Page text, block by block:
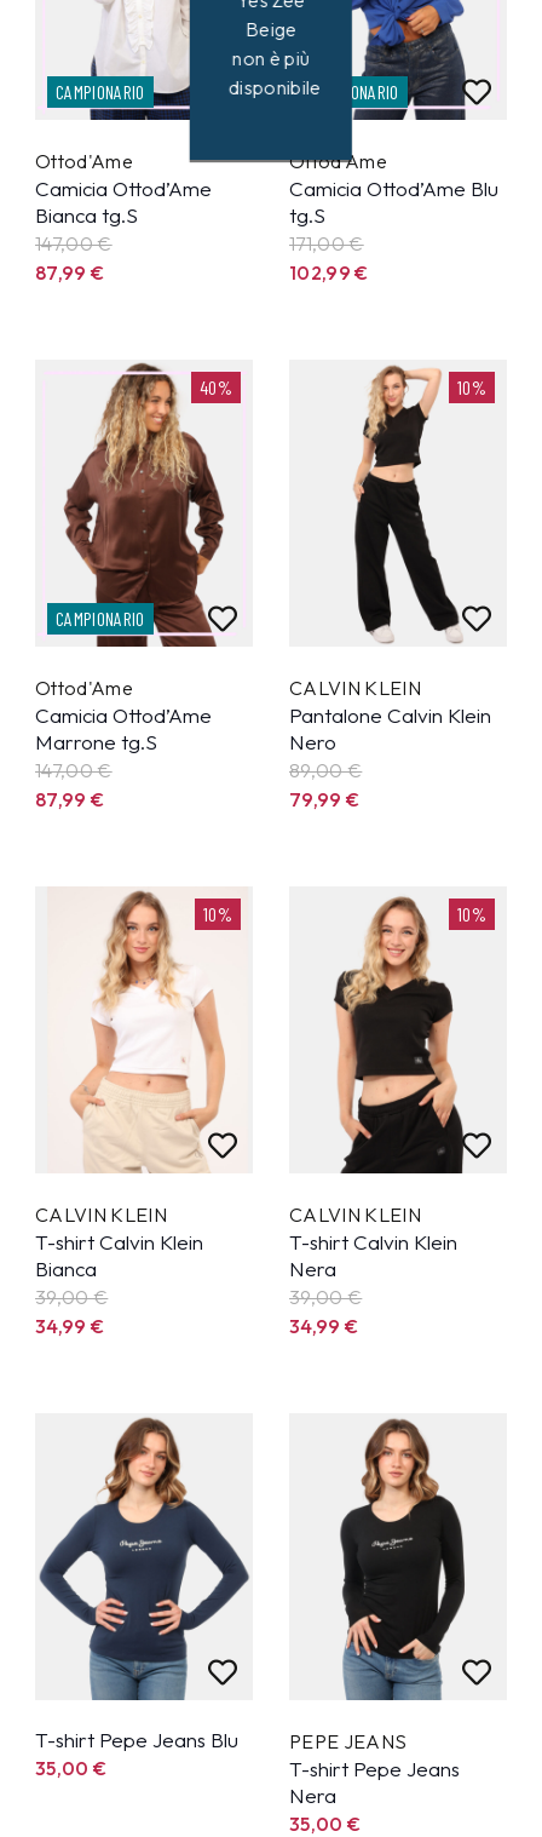
CAMPIONARIO
Ottod'Ame
Camicia Ottod’Ame
Bianca tg.S
147,00 €
87,99€
CAMPIONARIO
Ottod'Ame
Camicia Ottod’Ame Blu
tg.S
171,00 €
102,99€
40%
CAMPIONARIO
Ottod'Ame
Camicia Ottod’Ame
Marrone tg.S
147,00 €
87,99€
10%
CALVIN KLEIN
Pantalone Calvin Klein
Nero
89,00 €
79,99€
10%
CALVIN KLEIN
T-shirt Calvin Klein
Bianca
39,00 €
34,99€
10%
CALVIN KLEIN
T-shirt Calvin Klein
Nera
39,00 €
34,99€
T-shirt Pepe Jeans Blu
35,00€
PEPE JEANS
T-shirt Pepe Jeans
Nera
35,00€
Beige
non è più
disponibile